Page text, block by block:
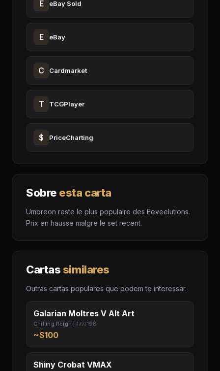
E eBay Sold
E eBay
C Cardmarket
T TCGPlayer
$ PriceCharting
Sobre esta carta
Umbreon reste le plus populaire des Eeveelutions.
Prix en hausse malgre le set recent.
Cartassimilares
Outras cartas populares que podem te interessar.
Galarian Moltres V Alt Art
Chilling Reign | 177/198
~$100
Shiny Crobat VMAX